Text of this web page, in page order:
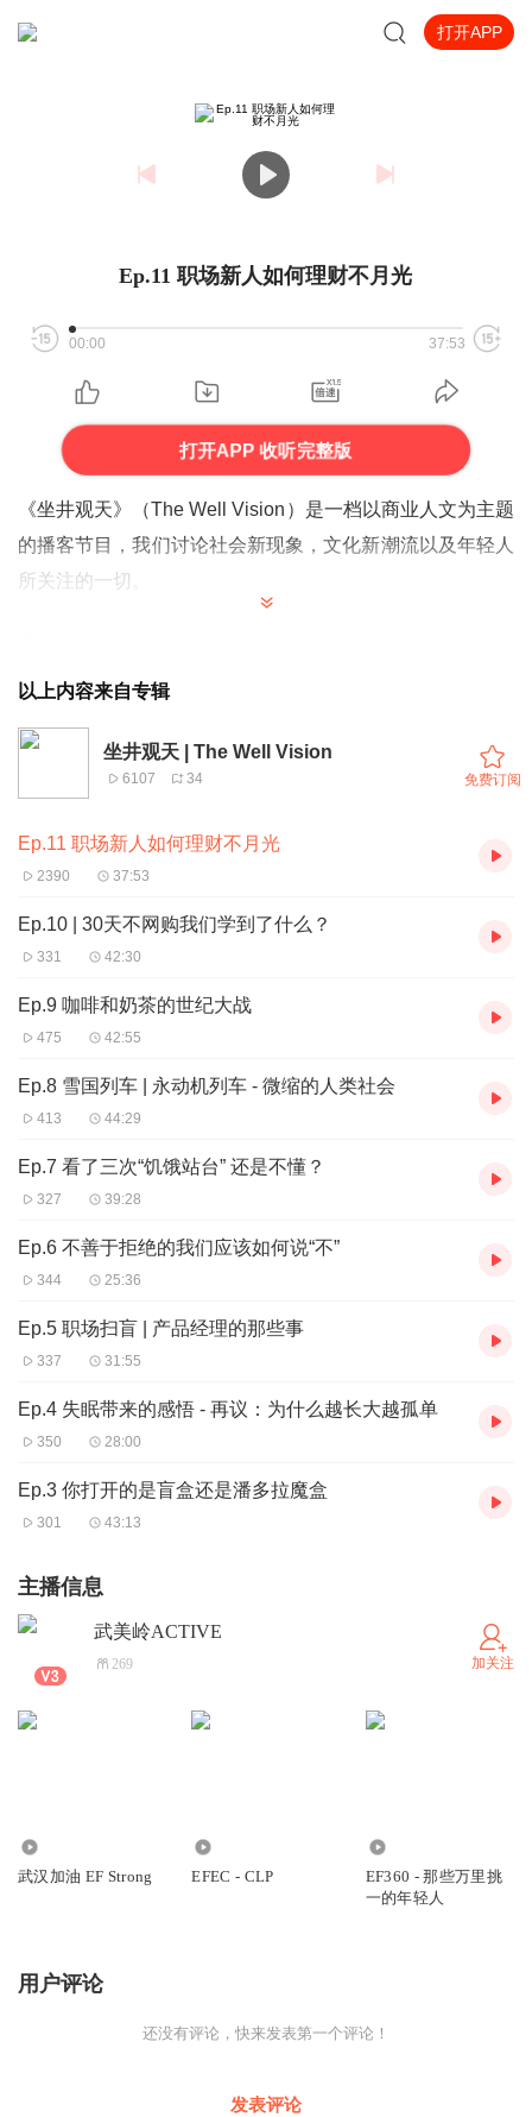
打开APP
Ep.11 职场新人如何理财不月光
00:00 37:53
打开APP 收听完整版
《坐井观天》（The Well Vision ）是一档以商业人文为主题
的播客节目，我们讨论社会新现象，文化新潮流以及年轻人
所关注的一切。
美岭 非典型北方人 纽约大学 市场营销人
@ 坐井观天
以上内容来自专辑
坐井观天 | The Well Vision
6107 34 免费订阅
Ep.11 职场新人如何理财不月光
2390 37:53
Ep.10 | 30天不网购我们学到了什么？
331 42:30
Ep.9 咖啡和奶茶的世纪大战
475 42:55
Ep.8 雪国列车 | 永动机列车 - 微缩的人类社会
413 44:29
Ep.7 看了三次“饥饿站台” 还是不懂？
327 39:28
Ep.6 不善于拒绝的我们应该如何说“不”
344 25:36
Ep.5 职场扫盲 | 产品经理的那些事
337 31:55
Ep.4 失眠带来的感悟 - 再议：为什么越长大越孤单
350 28:00
Ep.3 你打开的是盲盒还是潘多拉魔盒
301 43:13
主播信息
武美岭ACTIVE
269 加关注
武汉加油 EF Strong EFEC - CLP
EF360 - 那些万里挑
一的年轻人
用户评论
还没有评论，快来发表第一个评论！
发表评论